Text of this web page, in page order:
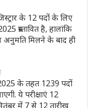
के 12 पदों के लिए
प्रस्तावित है, हालांकि
अनुमति मिलने के बाद ही
के तहत 1239 पदों
ये परीक्षाएं 12
में 7 से 12 तारीख